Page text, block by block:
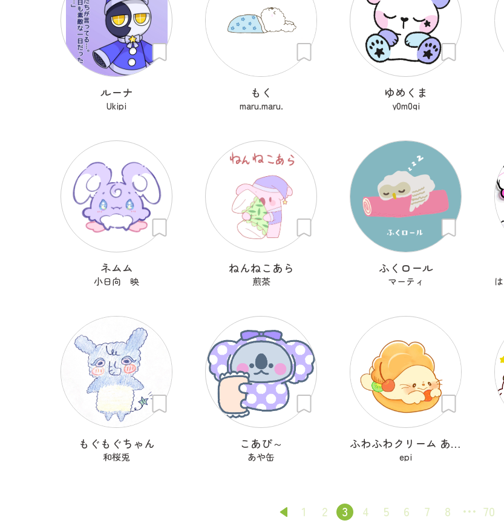
ルーナ
Ukipi
もく
maru.maru.
ゆめくま
y0m0gi
ネムム
小日向 映
ねんねこあら
煎茶
ふくロール
マーティ
もぐもぐちゃん
和桜兎
こあぴ～
あや缶
ふわふわクリーム あざらシュー
epi
1 2 3 4 5 6 7 8 70